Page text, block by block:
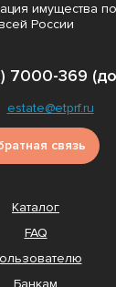
имущества по
России
7000-369
estate@etprf.ru
связь
Каталог
FAQ